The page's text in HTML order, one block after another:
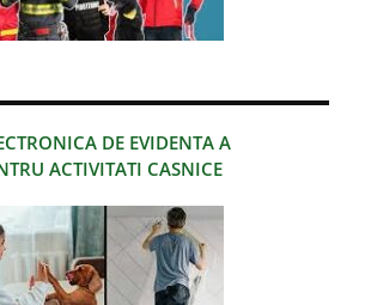
DE EVIDENTA A
ACTIVITATI CASNICE